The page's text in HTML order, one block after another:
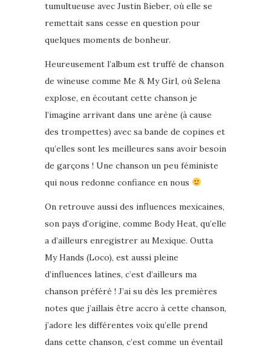
tumultueuse avec Justin Bieber, où elle se
remettait sans cesse en question pour
quelques moments de bonheur.
Heureusement l’album est truffé de chanson
de wineuse comme Me & My Girl, où Selena
explose, en écoutant cette chanson je
l’imagine arrivant dans une arène (à cause
des trompettes) avec sa bande de copines et
qu’elles sont les meilleures sans avoir besoin
de garçons ! Une chanson un peu féministe
qui nous redonne confiance en nous
On retrouve aussi des influences mexicaines,
son pays d’origine, comme Body Heat, qu’elle
a d’ailleurs enregistrer au Mexique. Outta
My Hands (Loco), est aussi pleine
d’influences latines, c’est d’ailleurs ma
chanson préféré ! J’ai su dès les premières
notes que j’aillais être accro à cette chanson,
j’adore les différentes voix qu’elle prend
dans cette chanson, c’est comme un éventail